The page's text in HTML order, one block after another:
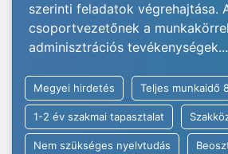
szerinti feladatok végrehajtása.
csoportvezetőnek a
adminisztrációs tevékenységek...
Megyei hirdetés Teljes munkaidő
1-2 év szakmai tapasztalat
Nem szükséges nyelvtudás